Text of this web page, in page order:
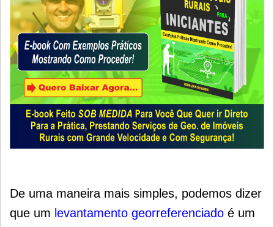
De uma maneira mais simples, podemos dizer
que um levantamento georreferenciado é um